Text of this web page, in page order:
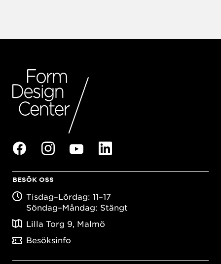
BESÖK OSS
Tisdag–Lördag: 11–17
Söndag–Måndag: Stängt
Lilla Torg 9, Malmö
Besöksinfo